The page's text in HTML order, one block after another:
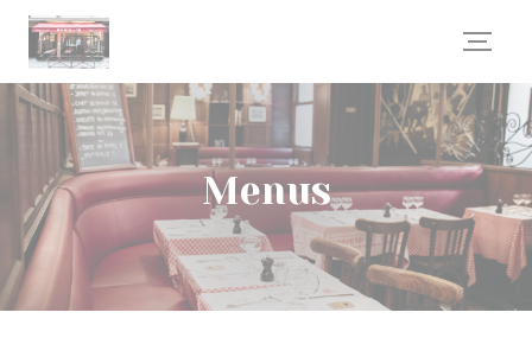
Painel de Gerenciamento de Cookies
Menus